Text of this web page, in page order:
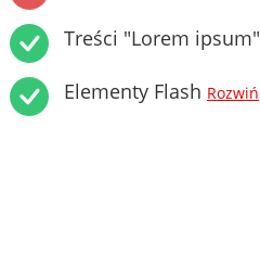
Treści "Lorem ipsum"
Elementy Flash Rozwiń